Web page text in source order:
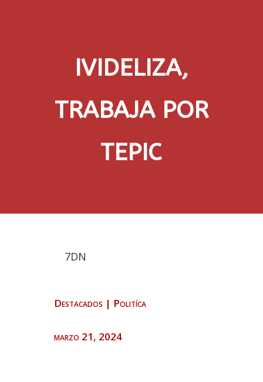
IVIDELIZA,
TRABAJA POR
TEPIC
7DN
Destacados | Politíca
marzo 21, 2024